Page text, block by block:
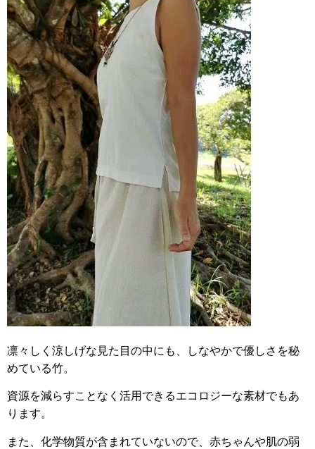
凛々しく涼しげな見た目の中にも、しなやかで優しさを秘
めている竹。
資源を減らすことなく活用できるエコロジーな素材でもあ
ります。
また、化学物質が含まれていないので、赤ちゃんや肌の弱